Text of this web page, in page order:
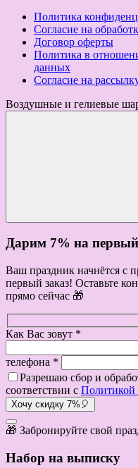
Политика
Согласие на
Договор оферты
Политика в
данных
Согласие на
Воздушные и гелиевые
Дарим 7% на первый
Ваш праздник начнётся с
первый заказ! Оставьте
прямо сейчас 🎁
Как Вас зовут *
телефона *
Разрешаю сбор и
соответствии с Политикой
Хочу скидку 7%🎈
🎁 Забронируйте свой
Набор на выписку